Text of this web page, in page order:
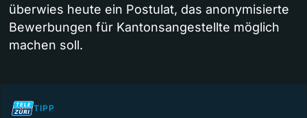
überwies heute ein Postulat, das anonymisierte
Bewerbungen für Kantonsangestellte möglich
machen soll.
TIPP